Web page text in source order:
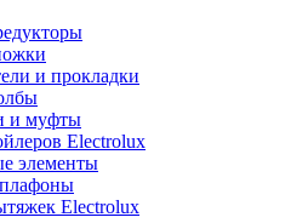
и прокладки
и муфты
Electrolux
элементы
Electrolux